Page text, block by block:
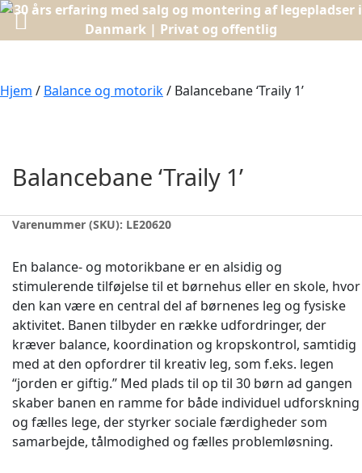
Hjem / Balance og motorik/ Balancebane ‘Traily 1’
Balancebane ‘Traily 1’
Varenummer (SKU): LE20620
En balance- og motorikbane er en alsidig og
stimulerende tilføjelse til et børnehus eller en skole, hvor
den kan være en central del af børnenes leg og fysiske
aktivitet. Banen tilbyder en række udfordringer, der
kræver balance, koordination og kropskontrol, samtidig
med at den opfordrer til kreativ leg, som f.eks. legen
“jorden er giftig.” Med plads til op til 30 børn ad gangen
skaber banen en ramme for både individuel udforskning
og fælles lege, der styrker sociale færdigheder som
samarbejde, tålmodighed og fælles problemløsning.